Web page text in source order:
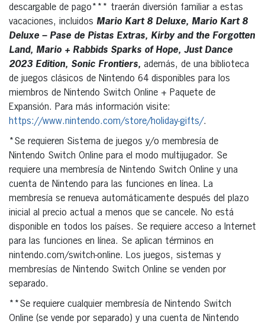
descargable de pago*** traerán diversión familiar a estas
vacaciones, incluidos Mario Kart 8 Deluxe, Mario Kart 8
Deluxe – Pase de Pistas Extras, Kirby and the Forgotten
Land, Mario + Rabbids Sparks of Hope, Just Dance
2023 Edition, Sonic Frontiers, además, de una biblioteca
de juegos clásicos de Nintendo 64 disponibles para los
miembros de Nintendo Switch Online + Paquete de
Expansión. Para más información visite:
https://www.nintendo.com/store/holiday-gifts/.
*Se requieren Sistema de juegos y/o membresía de
Nintendo Switch Online para el modo multijugador. Se
requiere una membresía de Nintendo Switch Online y una
cuenta de Nintendo para las funciones en línea. La
membresía se renueva automáticamente después del plazo
inicial al precio actual a menos que se cancele. No está
disponible en todos los países. Se requiere acceso a Internet
para las funciones en línea. Se aplican términos en
nintendo.com/switch-online. Los juegos, sistemas y
membresías de Nintendo Switch Online se venden por
separado.
**Se requiere cualquier membresía de Nintendo Switch
Online (se vende por separado) y una cuenta de Nintendo